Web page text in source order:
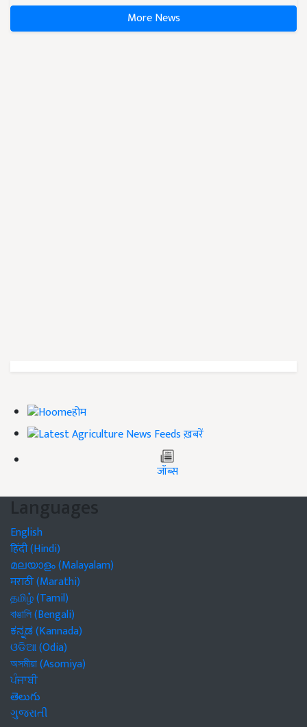
More News
होम
ख़बरें
जॉब्स
Languages
English
हिंदी (Hindi)
മലയാളം (Malayalam)
मराठी (Marathi)
தமிழ் (Tamil)
বাঙালি (Bengali)
ಕನ್ನಡ (Kannada)
ଓଡିଆ (Odia)
অসমীয়া (Asomiya)
ਪੰਜਾਬੀ
తెలుగు
ગુજરાતી